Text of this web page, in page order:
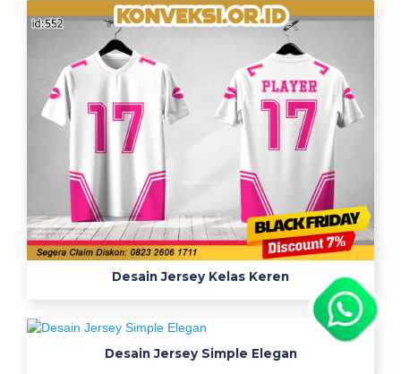
Desain Jersey Kelas Keren
Desain Jersey Simple Elegan